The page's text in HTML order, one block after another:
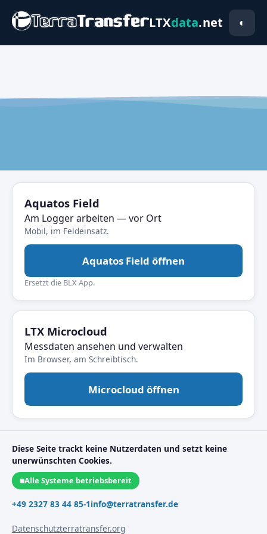
LTXdata.net ◐
Aquatos Field
Am Logger arbeiten — vor Ort
Mobil, im Feldeinsatz.
Aquatos Field öffnen
Ersetzt die BLX App.
LTX Microcloud
Messdaten ansehen und verwalten
Im Browser, am Schreibtisch.
Microcloud öffnen
Diese Seite trackt keine Nutzerdaten und setzt keine
unerwünschten Cookies.
Alle Systeme betriebsbereit
+49 2327 83 44 85-1info@terratransfer.de
Datenschutzterratransfer.org